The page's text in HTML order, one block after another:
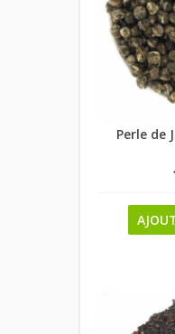
Perle de